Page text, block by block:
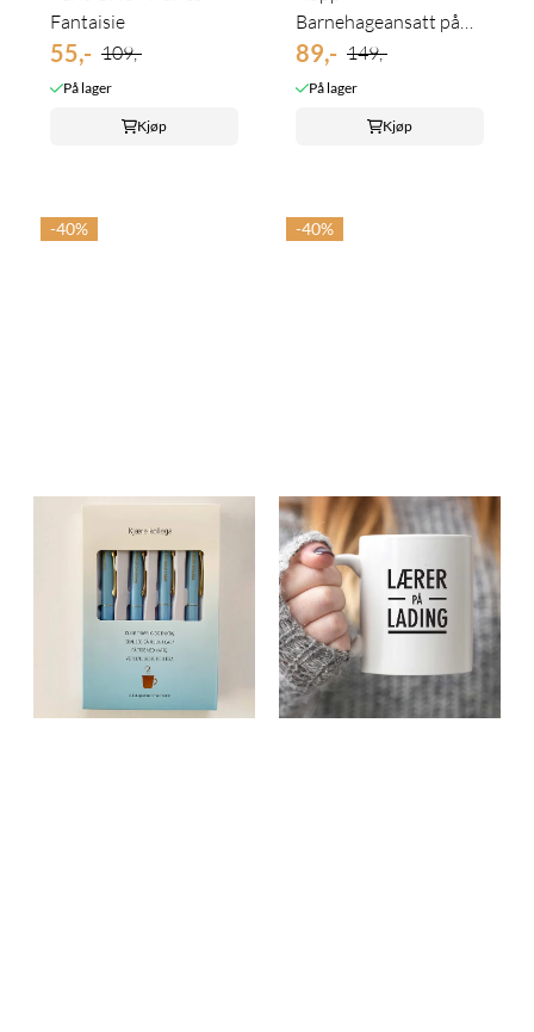
Fantaisie
55,- 109,-
På lager
Kjøp
Barnehageansatt på
lading
89,- 149,-
På lager
Kjøp
-40% -40%